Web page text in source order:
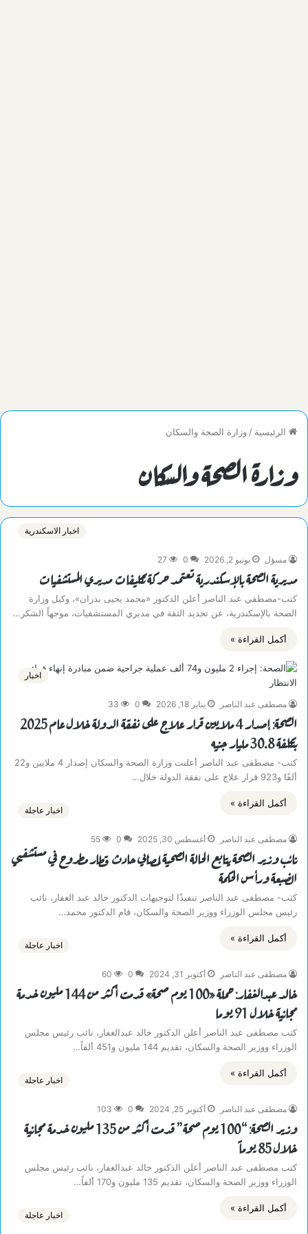
الرئيسية / وزارة الصحة والسكان
وزارة الصحة والسكان
اخبار الاسكندرية
مسؤل يونيو 2, 2026 0
27
مديرية الصحة بالإسكندرية تعتمد حركة تكليفات مديري المستشفيات
كتب-مصطفي عبد الناصر أعلن الدكتور «محمد يحيى بدران»، وكيل وزارة
الصحة بالإسكندرية، عن تجديد الثقة في مديري المستشفيات، موجهاً الشكر…
أكمل القراءة »
اخبار
مصطفى عبد الناصر يناير 18, 2026 0
33
الصحة: إصدار 4 ملايين قرار علاج على نفقة الدولة خلال عام 2025
بتكلفة 30.8 مليار جنيه
كتب- مصطفى عبد الناصر أعلنت وزارة الصحة والسكان إصدار 4 ملايين و22
ألفًا و923 قرار علاج على نفقة الدولة خلال…
أكمل القراءة »
اخبار عاجلة
مصطفى عبد الناصر أغسطس 30, 2025 0
55
نائب وزير الصحة يتابع الحالة الصحية لمصابي حادث قطار مطروح في مستشفيي
الضبعة ورأس الحكمة
كتب- مصطفى عبد الناصر تنفيذًا لتوجيهات الدكتور خالد عبد الغفار، نائب
رئيس مجلس الوزراء ووزير الصحة والسكان، قام الدكتور محمد…
أكمل القراءة »
اخبار عاجلة
مصطفى عبد الناصر أكتوبر 31, 2024 0
60
خالد عبدالغفار: حملة «100 يوم صحة» قدمت أكثر من 144 مليون خدمة
مجانية خلال 91 يوما
كتب مصطفى عبد الناصر أعلن الدكتور خالد عبدالغفار، نائب رئيس مجلس
الوزراء ووزير الصحة والسكان، تقديم 144 مليون و451 ألفاً…
أكمل القراءة »
اخبار عاجلة
مصطفى عبد الناصر أكتوبر 25, 2024 0
103
وزير الصحة: “100 يوم صحة” قدمت أكثر من 135 مليون خدمة مجانية
خلال 85 يوماً
كتب مصطفى عبد الناصر أعلن الدكتور خالد عبدالغفار، نائب رئيس مجلس
الوزراء ووزير الصحة والسكان، تقديم 135 مليون و170 ألفاً…
أكمل القراءة »
اخبار عاجلة